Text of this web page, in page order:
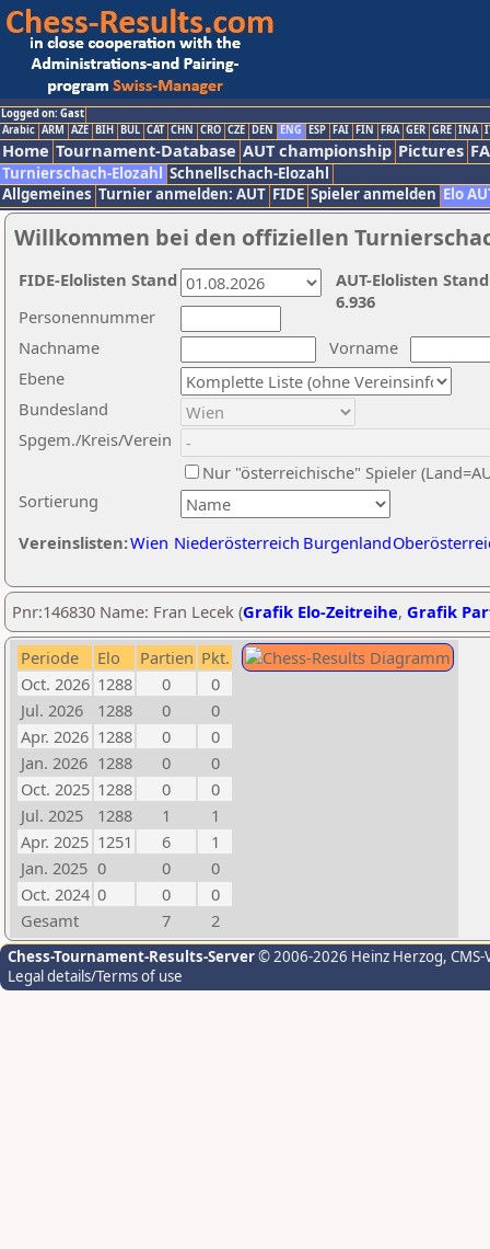
Logged on: Gast
Arabic ARM AZE BIH BUL CAT CHN CRO CZE DEN ENG ESP FAI FIN FRA GER GRE INA
Home Tournament-Database AUT championship Pictures
Turnierschach-Elozahl Schnellschach-Elozahl
Allgemeines Turnier anmelden: AUT FIDE Spieler anmelden Elo
Willkommen bei den offiziellen
Nachname
Vorname
Ebene
Sortierung
Personennummer
Bundesland
Spgem./Kreis/Verein
Nur "österreichische" Spieler
Vereinslisten:Wien Niederösterreich Burgenland
AUT-Elolisten
6.936
FIDE-Elolisten Stand
Pnr:146830 Name: Fran Lecek (Grafik Elo-Zeitreihe, Grafik
Periode Elo Partien Pkt.
Oct. 2026 1288 0
0
Jul. 2026
1288 0
0
Apr. 2026 1288 0
0
Jan. 2026 1288 0
0
Oct. 2025 1288 0
0
Jul. 2025
1288 1
1
Apr. 2025 1251 6
1
Jan. 2025 0 0
0
Oct. 2024 0 0
0
Gesamt
7 2
Chess-Tournament-Results-Server© 2006-2026 Heinz Herzog,
Legal details/Terms of use